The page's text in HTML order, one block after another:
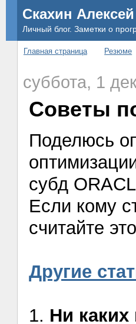
Скахин
Личный блог. Заметки о
Главная страница Резюме
суббота, 1
Советы
Поделюсь
субд
Если кому
считайте
Другие
1. Ни каких